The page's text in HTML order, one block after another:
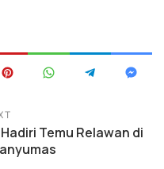
Temu Relawan di